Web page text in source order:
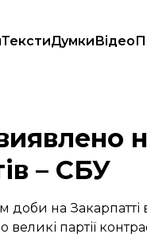
ТекстиДумкиВідео
– СБУ
– СБУ
на Закарпатті
великі партії